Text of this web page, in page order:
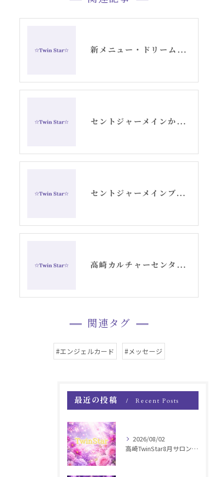
新メニュー・ドリームデコードセッションお知らせ
セントジャーメインからのスピリチュアルメッセージ・アリーシャ
セントジャーメインブレッシングカード「リセット」グリッド画像
高崎カルチャーセンターでのエンジェルカード講座スタート
関連タグ
#エンジェルカード #メッセージ
最近の投稿 Recent Posts
2026/08/02
高崎TwinStar8月サロンお知らせ